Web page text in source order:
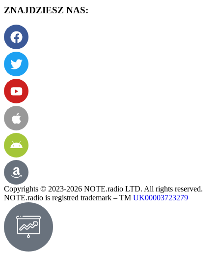
ZNAJDZIESZ NAS:
Copyrights © 2023-2026 NOTE.radio LTD. All rights reserved.
NOTE.radio is registred trademark – TM UK00003723279